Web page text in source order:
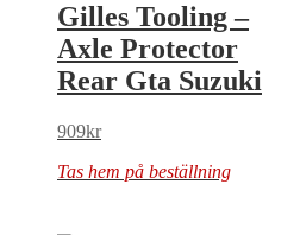
Gilles Tooling –
Axle Protector
Rear Gta Suzuki
909kr
Tas hem på beställning